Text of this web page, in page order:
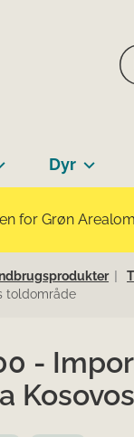
Dyr
for Grøn
toldområde
-